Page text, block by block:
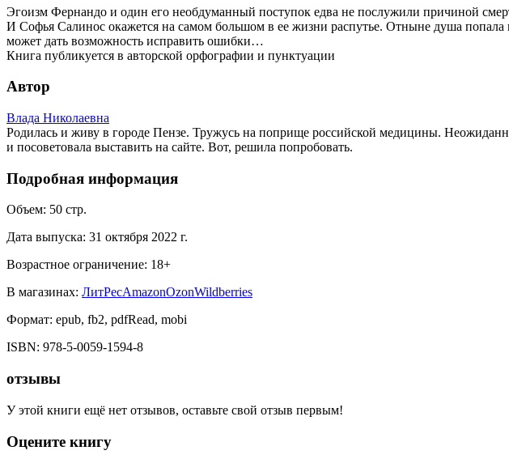
Эгоизм Фернандо и один его необдуманный поступок едва не послужили причиной
И Софья Салинос окажется на самом большом в ее жизни распутье. Отныне душа попала
может дать возможность исправить ошибки…
Книга публикуется в авторской орфографии и пунктуации
Автор
Влада Николаевна
Родилась и живу в городе Пензе. Тружусь на поприще российской медицины.
и посоветовала выставить на сайте. Вот, решила попробовать.
Подробная информация
Объем: 50 стр.
Дата выпуска: 31 октября 2022 г.
Возрастное ограничение: 18+
В магазинах: ЛитРесAmazonOzonWildberries
Формат: epub, fb2, pdfRead, mobi
ISBN: 978-5-0059-1594-8
отзывы
У этой книги ещё нет отзывов, оставьте свой отзыв первым!
Оцените книгу